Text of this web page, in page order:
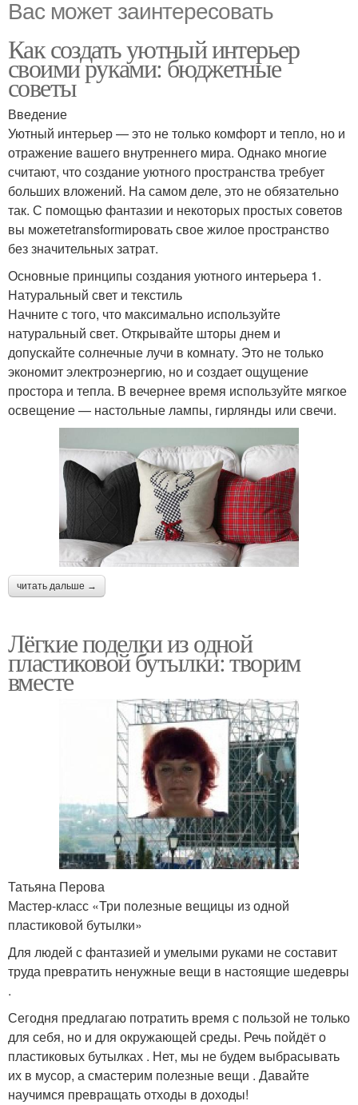
Вас может заинтересовать
Как создать уютный интерьер
своими руками: бюджетные
советы
Введение
Уютный интерьер — это не только комфорт и тепло, но и
отражение вашего внутреннего мира. Однако многие
считают, что создание уютного пространства требует
больших вложений. На самом деле, это не обязательно
так. С помощью фантазии и некоторых простых советов
вы можетеtransformировать свое жилое пространство
без значительных затрат.
Основные принципы создания уютного интерьера 1.
Натуральный свет и текстиль
Начните с того, что максимально используйте
натуральный свет. Открывайте шторы днем и
допускайте солнечные лучи в комнату. Это не только
экономит электроэнергию, но и создает ощущение
простора и тепла. В вечернее время используйте мягкое
освещение — настольные лампы, гирлянды или свечи.
читать дальше →
Лёгкие поделки из одной
пластиковой бутылки: творим
вместе
Татьяна Перова
Мастер-класс «Три полезные вещицы из одной
пластиковой бутылки»
Для людей с фантазией и умелыми руками не составит
труда превратить ненужные вещи в настоящие шедевры
.
Сегодня предлагаю потратить время с пользой не только
для себя, но и для окружающей среды. Речь пойдёт о
пластиковых бутылках . Нет, мы не будем выбрасывать
их в мусор, а смастерим полезные вещи . Давайте
научимся превращать отходы в доходы!